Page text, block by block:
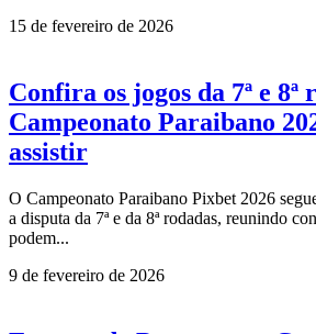
15 de fevereiro de 2026
Confira os jogos da 7ª e 8ª
Campeonato Paraibano
assistir
O Campeonato Paraibano Pixbet 2026
a disputa da 7ª e da 8ª rodadas, reunindo
podem...
9 de fevereiro de 2026